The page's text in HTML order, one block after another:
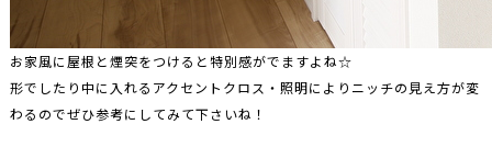
お家風に屋根と煙突をつけると特別感がでますよね☆
形でしたり中に入れるアクセントクロス・照明によりニッチの見え方が変
わるのでぜひ参考にしてみて下さいね！